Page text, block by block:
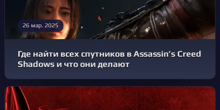
26 мар. 2025
Где найти всех спутников в Assassin’s Creed
Shadows и что они делают